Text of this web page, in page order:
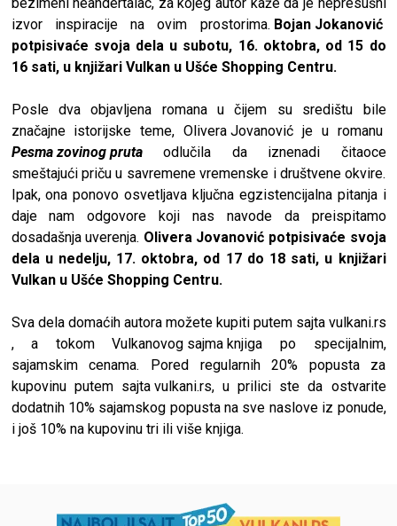
bezimeni neandertalac, za kojeg autor kaže da je nepresušni
izvor inspiracije na ovim prostorima. Bojan Jokanović
potpisivaće svoja dela u subotu, 16. oktobra, od 15 do
16 sati, u knjižari Vulkan u Ušće Shopping Centru.
Posle dva objavljena romana u čijem su središtu bile
značajne istorijske teme, Olivera Jovanović je u romanu
Pesma zovinog prutaodlučila da iznenadi čitaoce
smeštajući priču u savremene vremenske i društvene okvire.
Ipak, ona ponovo osvetljava ključna egzistencijalna pitanja i
daje nam odgovore koji nas navode da preispitamo
dosadašnja uverenja. Olivera Jovanović potpisivaće svoja
dela u nedelju, 17. oktobra, od 17 do 18 sati, u knjižari
Vulkan u Ušće Shopping Centru.
Sva dela domaćih autora možete kupiti putem sajta vulkani.rs
, a tokomVulkanovog sajma knjiga po specijalnim,
sajamskim cenama. Pored regularnih 20% popusta za
kupovinu putem sajtavulkani.rs, u prilici ste da ostvarite
dodatnih 10% sajamskog popusta na sve naslove iz ponude,
i još 10% na kupovinu tri ili više knjiga.